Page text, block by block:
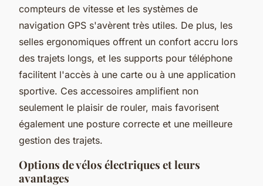
compteurs de vitesse et les systèmes de
navigation GPS s'avèrent très utiles. De plus, les
selles ergonomiques offrent un confort accru lors
des trajets longs, et les supports pour téléphone
facilitent l'accès à une carte ou à une application
sportive. Ces accessoires amplifient non
seulement le plaisir de rouler, mais favorisent
également une posture correcte et une meilleure
gestion des trajets.
Options de vélos électriques et leurs
avantages